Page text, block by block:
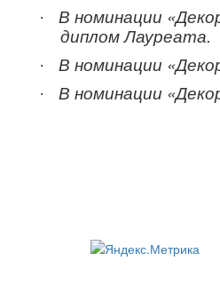
· В номинации
диплом Лауреата.
· В номинации
· В номинации